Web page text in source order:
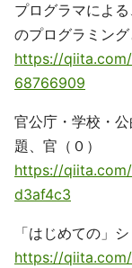
プログラマによ
のプログラミン
https://
68766909
官公庁・学校・
題、官（０）
https://
d3af4c3
「はじめての
https://